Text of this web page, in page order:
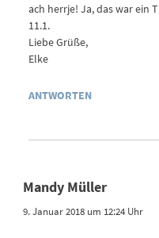
ach herrje! Ja, das war ein
11.1.
Liebe Grüße,
Elke
ANTWORTEN
Mandy Müller
9. Januar 2018 um 12:24 Uhr